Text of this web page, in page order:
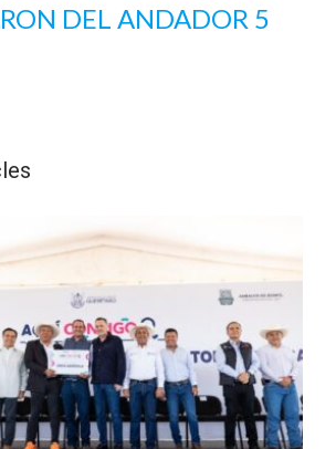
DEL ANDADOR 5